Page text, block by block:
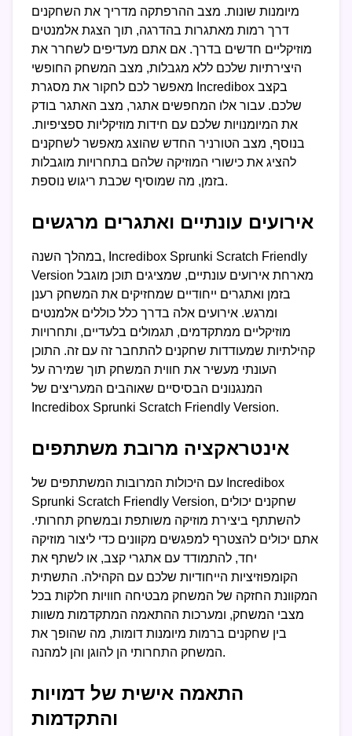
מיומנות שונות. מצב ההרפתקה מדריך את השחקנים
דרך רמות מאתגרות בהדרגה, תוך הצגת אלמנטים
מוזיקליים חדשים בדרך. אם אתם מעדיפים לשחרר את
היצירתיות שלכם ללא מגבלות, מצב המשחק החופשי
מאפשר לכם לחקור את מסגרת Incredibox בקצב
שלכם. עבור אלו המחפשים אתגר, מצב האתגר בודק
את המיומנויות שלכם עם חידות מוזיקליות ספציפיות.
בנוסף, מצב הטורניר החדש שהוצג מאפשר לשחקנים
להציג את כישורי המוזיקה שלהם בתחרויות מוגבלות
בזמן, מה שמוסיף שכבת ריגוש נוספת.
אירועים עונתיים ואתגרים מרגשים
במהלך השנה, Incredibox Sprunki Scratch Friendly
Version מארחת אירועים עונתיים, שמציגים תוכן מוגבל
בזמן ואתגרים ייחודיים שמחזיקים את המשחק רענן
ומרגש. אירועים אלה בדרך כלל כוללים אלמנטים
מוזיקליים ממתקדמים, תגמולים בלעדיים, ותחרויות
קהילתיות שמעודדות שחקנים להתחבר זה עם זה. התוכן
העונתי מעשיר את חווית המשחק תוך שמירה על
המנגנונים הבסיסיים שאוהבים המעריצים של
Incredibox Sprunki Scratch Friendly Version.
אינטראקציה מרובת משתתפים
עם היכולות המרובות המשתתפים של Incredibox
Sprunki Scratch Friendly Version, שחקנים יכולים
להשתתף ביצירת מוזיקה משותפת ובמשחק תחרותי.
אתם יכולים להצטרף למפגשים מקוונים כדי ליצור מוזיקה
יחד, להתמודד עם אתגרי קצב, או לשתף את
הקומפוזיציות הייחודיות שלכם עם הקהילה. התשתית
המקוונת החזקה של המשחק מבטיחה חוויות חלקות בכל
מצבי המשחק, ומערכות ההתאמה המתקדמות משוות
בין שחקנים ברמות מיומנות דומות, מה שהופך את
המשחק התחרותי הן להוגן והן למהנה.
התאמה אישית של דמויות
והתקדמות